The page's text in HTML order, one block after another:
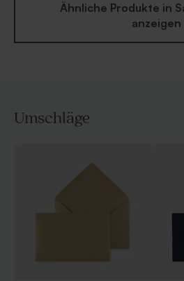
Ähnliche Produkte in
anzeigen
Umschläge